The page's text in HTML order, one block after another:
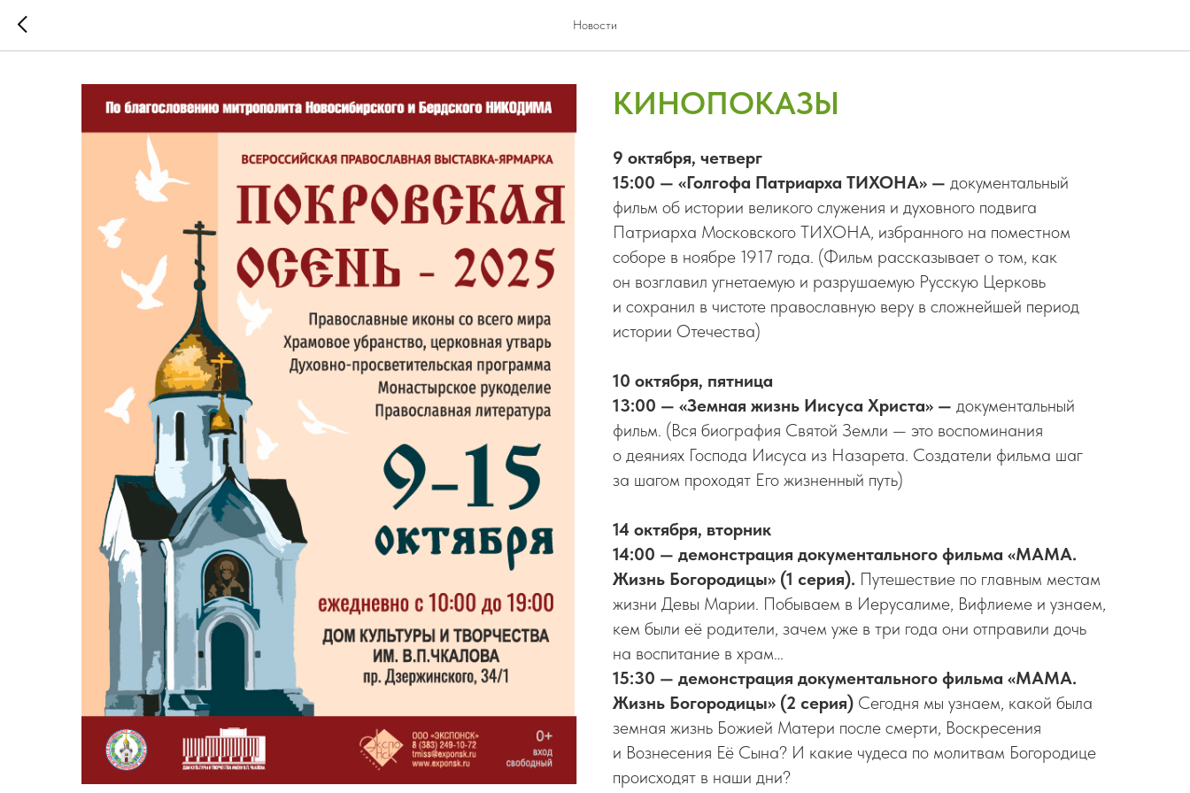
Новости
КИНОПОКАЗЫ
9 октября, четверг
15:00 — «Голгофа Патриарха ТИХОНА» — документальный
фильм об истории великого служения и духовного подвига
Патриарха Московского ТИХОНА, избранного на поместном
соборе в ноябре 1917 года. (Фильм рассказывает о том, как
он возглавил угнетаемую и разрушаемую Русскую Церковь
и сохранил в чистоте православную веру в сложнейшей период
истории Отечества)
10 октября, пятница
13:00 — «Земная жизнь Иисуса Христа» — документальный
фильм. (Вся биография Святой Земли — это воспоминания
о деяниях Господа Иисуса из Назарета. Создатели фильма шаг
за шагом проходят Его жизненный путь)
14 октября, вторник
14:00 — демонстрация документального фильма «МАМА.
Жизнь Богородицы» (1 серия). Путешествие по главным местам
жизни Девы Марии. Побываем в Иерусалиме, Вифлиеме и узнаем,
кем были её родители, зачем уже в три года они отправили дочь
на воспитание в храм…
15:30 — демонстрация документального фильма «МАМА.
Жизнь Богородицы» (2 серия) Сегодня мы узнаем, какой была
земная жизнь Божией Матери после смерти, Воскресения
и Вознесения Её Сына? И какие чудеса по молитвам Богородице
происходят в наши дни?